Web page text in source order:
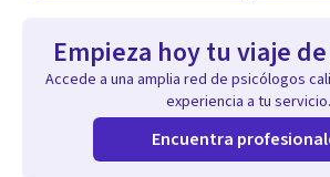
Empieza hoy tu viaje
Accede a una amplia red de psicólogos
experiencia a tu servicio.
Encuentra